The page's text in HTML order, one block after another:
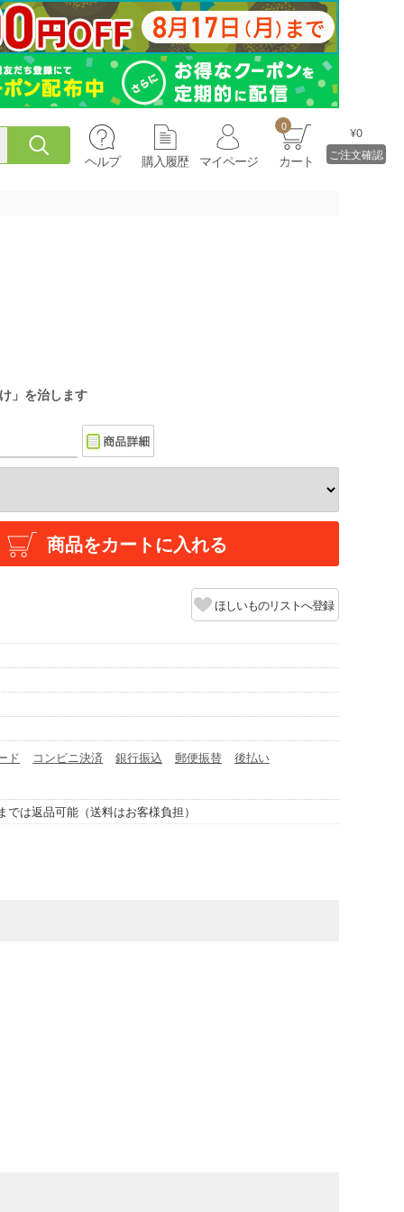
ヘルプ 購入履歴 マイページ
0
カート
¥0
ご注文確認
」を治します
商品をカートに入れる
ほしいものリストへ登録
ド コンビニ決済 銀行振込 郵便振替 後払い
では返品可能（送料はお客様負担）